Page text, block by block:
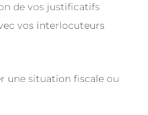
de vos justificatifs
vos interlocuteurs
une situation fiscale ou